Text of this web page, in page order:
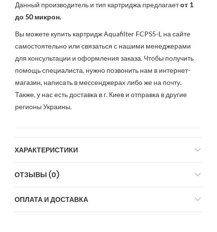
Данный производитель и тип картриджа предлагаетот 1
до 50 микрон.
Вы можете купить картридж Aquafilter FCPS5-L на сайте
самостоятельно или связаться с нашими менеджерами
для консультации и оформления заказа. Чтобы получить
помощь специалиста, нужно позвонить нам в интернет-
магазин, написать в мессенджерах либо же на почту.
Также, у нас есть доставка в г. Киев и отправка в другие
регионы Украины.
ХАРАКТЕРИСТИКИ
ОТЗЫВЫ (0)
ОПЛАТА И ДОСТАВКА